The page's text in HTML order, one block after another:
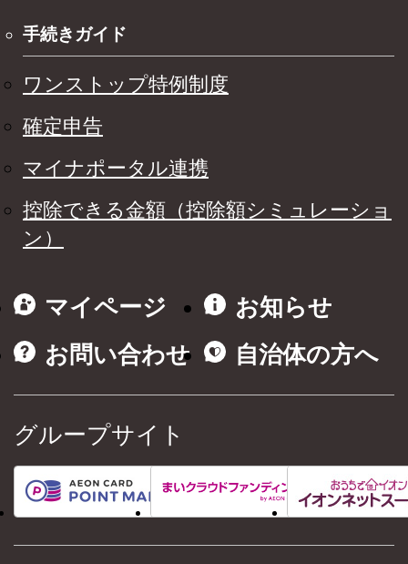
手続きガイド
ワンストップ特例制度
確定申告
マイナポータル連携
控除できる金額（控除額シミュレーショ
ン）
マイページ
お知らせ
お問い合わせ
自治体の方へ
グループサイト